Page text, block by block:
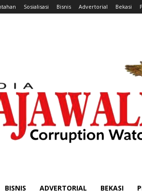
Sosialisasi Bisnis Advertorial Bekasi
BISNIS ADVERTORIAL BEKASI